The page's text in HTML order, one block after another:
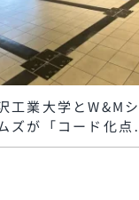
工業大学とW&M
ズが「コード化点
ック」を楽天地ビ